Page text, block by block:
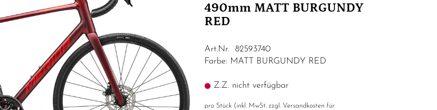
490mm MATT BURGUNDY
RED
Art.Nr. 82593740
Farbe: MATT BURGUNDY RED
Z.Z. nicht verfügbar
pro Stück (inkl. MwSt. zzgl. Versandkosten für